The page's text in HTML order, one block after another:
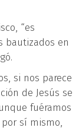
“es
bautizados en
si nos parece
de Jesús se
fuéramos
sí mismo,